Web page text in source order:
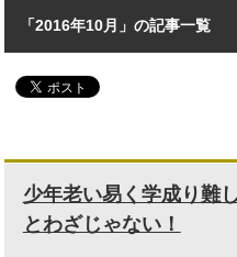
「2016年10月」の記事一覧
少年老い易く学成り難
とわざじゃない！